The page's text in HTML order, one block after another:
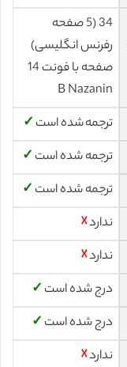
34 (5 صفحه
رفرنس انگلیسی)
صفحه با فونت 14
B Nazanin
ترجمه شده است ✓
ترجمه شده است ✓
ترجمه شده است ✓
ندارد☓
ندارد☓
درج شده است ✓
درج شده است ✓
ندارد☓